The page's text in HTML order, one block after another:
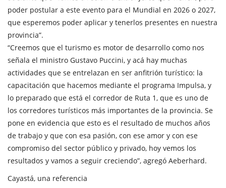
poder postular a este evento para el Mundial en 2026 o 2027,
que esperemos poder aplicar y tenerlos presentes en nuestra
provincia”.
“Creemos que el turismo es motor de desarrollo como nos
señala el ministro Gustavo Puccini, y acá hay muchas
actividades que se entrelazan en ser anfitrión turístico: la
capacitación que hacemos mediante el programa Impulsa, y
lo preparado que está el corredor de Ruta 1, que es uno de
los corredores turísticos más importantes de la provincia. Se
pone en evidencia que esto es el resultado de muchos años
de trabajo y que con esa pasión, con ese amor y con ese
compromiso del sector público y privado, hoy vemos los
resultados y vamos a seguir creciendo”, agregó Aeberhard.
Cayastá, una referencia